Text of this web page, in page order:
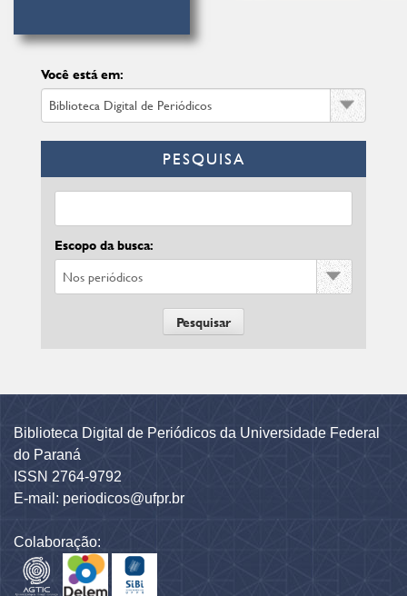
Você está em:
PESQUISA
Escopo da busca:
Biblioteca Digital de Periódicos da Universidade Federal
do Paraná
ISSN 2764-9792
E-mail: periodicos@ufpr.br
Colaboração: